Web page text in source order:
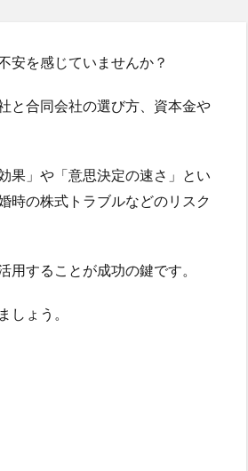
安を感じていませんか？
と合同会社の選び方、資本金や
果」や「意思決定の速さ」とい
時の株式トラブルなどのリスク
することが成功の鍵です。
しょう。